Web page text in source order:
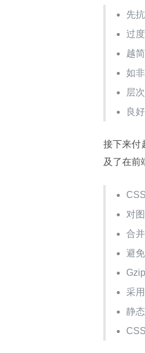
先
过
越
如
层
良
接下来付
及了在前
对
合
避
Gzip
采
静